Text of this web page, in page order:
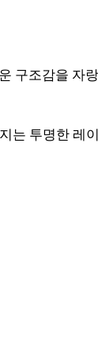
구조감을 자
는 투명한 레